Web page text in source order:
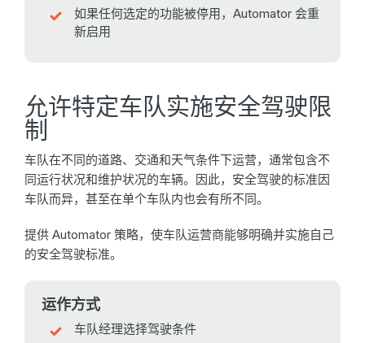
如果任何选定的功能被停用，Automator 会重
新启用
允许特定车队实施安全驾驶限
制
车队在不同的道路、交通和天气条件下运营，通常包含不
同运行状况和维护状况的车辆。因此，安全驾驶的标准因
车队而异，甚至在单个车队内也会有所不同。
提供 Automator 策略，使车队运营商能够明确并实施自己
的安全驾驶标准。
运作方式
车队经理选择驾驶条件